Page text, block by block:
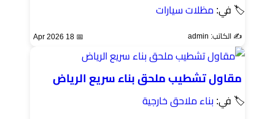
🏷 في: مظلات سيارات
✍️ الكاتب: admin 📅 18 Apr 2026
مقاول تشطيب ملحق بناء سريع الرياض
🏷 في: بناء ملاحق خارجية